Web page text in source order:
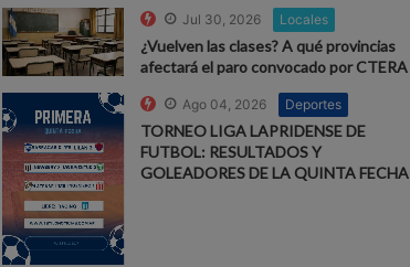
Jul 30, 2026 Locales
¿Vuelven las clases? A qué provincias
afectará el paro convocado por CTERA
Ago 04, 2026 Deportes
TORNEO LIGA LAPRIDENSE DE
FUTBOL: RESULTADOS Y
GOLEADORES DE LA QUINTA FECHA